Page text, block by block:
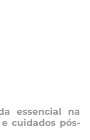
essencial na
cuidados pós-